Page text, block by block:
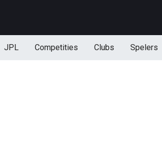
JPL Competities Clubs Spelers